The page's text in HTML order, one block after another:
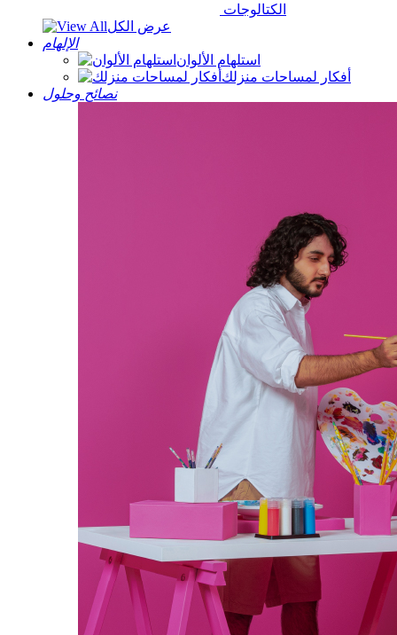
الكتالوجات
عرض الكل
الإلهام
استلهام الألوان
أفكار لمساحات منزلك
نصائح وحلول